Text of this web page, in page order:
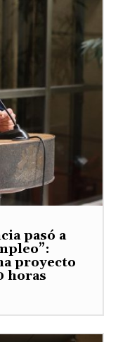
pasó a
proyecto
horas